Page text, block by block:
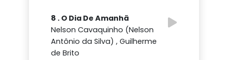
8 . O Dia De Amanhã
Nelson Cavaquinho (Nelson
Antônio da Silva) , Guilherme
de Brito